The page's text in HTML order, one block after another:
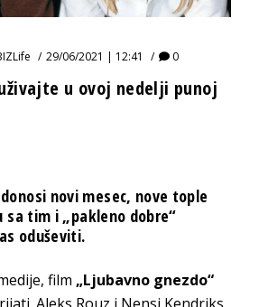
29/06/2021 | 12:41 0
u ovoj nedelji punoj
novi mesec, nove tople
sa tim i „pakleno dobre“
oduševiti.
film „Ljubavno gnezdo“